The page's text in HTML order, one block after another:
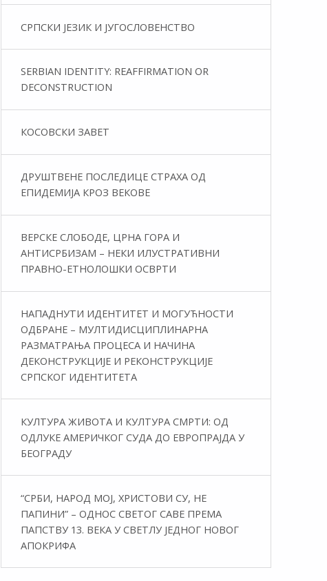
СРПСКИ ЈЕЗИК И ЈУГОСЛОВЕНСТВО
SERBIAN IDENTITY: REAFFIRMATION OR
DECONSTRUCTION
КОСОВСКИ ЗАВЕТ
ДРУШТВЕНЕ ПОСЛЕДИЦЕ СТРАХА ОД
ЕПИДЕМИЈА КРОЗ ВЕКОВЕ
ВЕРСКЕ СЛОБОДЕ, ЦРНА ГОРА И
АНТИСРБИЗАМ – НЕКИ ИЛУСТРАТИВНИ
ПРАВНО-ЕТНОЛОШКИ ОСВРТИ
НАПАДНУТИ ИДЕНТИТЕТ И МОГУЋНОСТИ
ОДБРАНЕ – МУЛТИДИСЦИПЛИНАРНА
РАЗМАТРАЊА ПРОЦЕСА И НАЧИНА
ДЕКОНСТРУКЦИЈЕ И РЕКОНСТРУКЦИЈЕ
СРПСКОГ ИДЕНТИТЕТА
КУЛТУРА ЖИВОТА И КУЛТУРА СМРТИ: ОД
ОДЛУКЕ АМЕРИЧКОГ СУДА ДО ЕВРОПРАЈДА У
БЕОГРАДУ
“СРБИ, НАРОД МОЈ, ХРИСТОВИ СУ, НЕ
ПАПИНИ” – ОДНОС СВЕТОГ САВЕ ПРЕМА
ПАПСТВУ 13. ВЕКА У СВЕТЛУ ЈЕДНОГ НОВОГ
АПОКРИФА